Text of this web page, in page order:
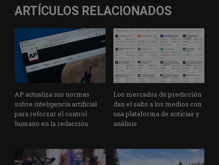
ARTÍCULOS RELACIONADOS
AP actualiza sus normas
sobre inteligencia artificial
para reforzar el control
humano en la redacción
Los mercados de predicción
dan el salto a los medios con
una plataforma de noticias y
análisis